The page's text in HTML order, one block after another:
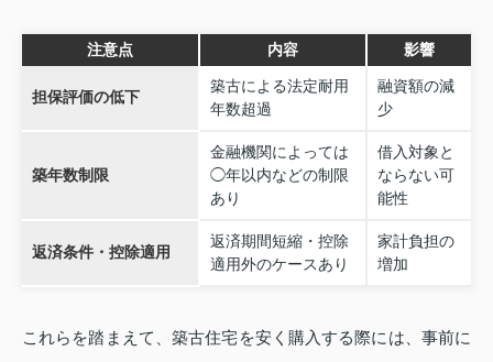
注意点 内容 影響
担保評価の低下
築古による法定耐用
年数超過
融資額の減
少
築年数制限
金融機関によっては
◯年以内などの制限
あり
借入対象と
ならない可
能性
返済条件・控除適用
返済期間短縮・控除
適用外のケースあり
家計負担の
増加
これらを踏まえて、築古住宅を安く購入する際には、事前に